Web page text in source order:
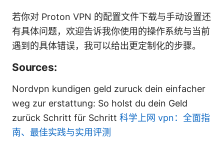
若你对 Proton VPN 的配置文件下载与手动设置还
有具体问题，欢迎告诉我你使用的操作系统与当前
遇到的具体错误，我可以给出更定制化的步骤。
Sources:
Nordvpn kundigen geld zuruck dein einfacher
weg zur erstattung: So holst du dein Geld
zurück Schritt für Schritt 科学上网 vpn：全面指
南、最佳实践与实用评测